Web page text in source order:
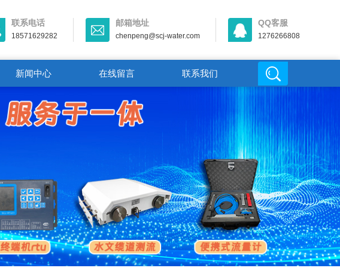
联系电话
18571629282
邮箱地址
chenpeng@scj-water.com
QQ客服
1276266808
新闻中心 在线留言 联系我们